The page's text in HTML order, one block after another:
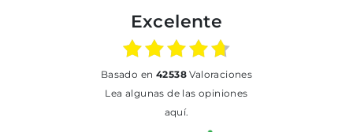
Excelente
basado en 42538Valoraciones
Lea algunas de las opiniones
aquí.